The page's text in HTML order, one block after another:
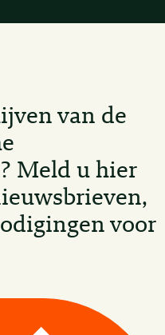
van de
Meld u hier
voor